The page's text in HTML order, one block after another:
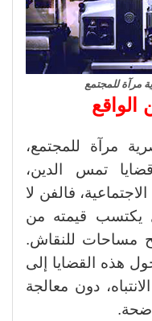
مرآة للمجتمع
مرآة للمجتمع،
تمس الدين،
فالفن لا
يكتسب قيمته من
مساحات للنقاش.
هذه القضايا إلى
دون معالجة